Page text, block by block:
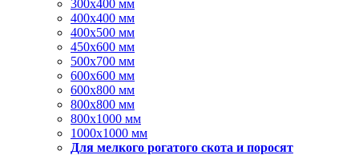
300х400 мм
400х400 мм
400х500 мм
450х600 мм
500х700 мм
600х600 мм
600х800 мм
800х800 мм
800х1000 мм
1000х1000 мм
Для мелкого рогатого скота и поросят